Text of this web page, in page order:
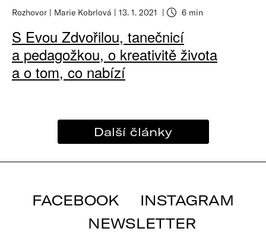
Rozhovor Marie Kobrlová 13. 1. 2021 6 min
S Evou Zdvořilou, tanečnicí
a pedagožkou, o kreativitě života
a o tom, co nabízí
Další články
FACEBOOK
INSTAGRAM
NEWSLETTER